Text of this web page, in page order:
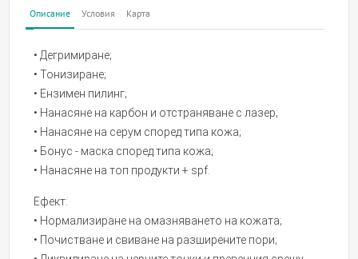
Описание Условия Карта
• Дегримиране;
• Тонизиране;
• Ензимен пилинг;
• Нанасяне на карбон и отстраняване с лазер;
• Нанасяне на серум според типа кожа;
• Бонус - маска според типа кожа;
• Нанасяне на топ продукти + spf.
Ефект:
• Нормализиране на омазняването на кожата;
• Почистване и свиване на разширените пори;